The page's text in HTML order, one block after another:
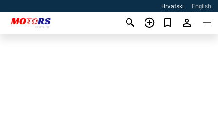
Hrvatski English